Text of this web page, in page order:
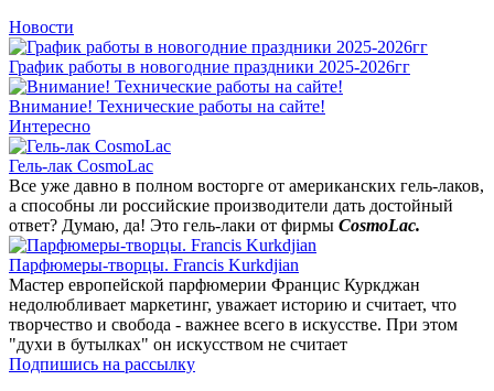
Новости
График работы в новогодние праздники 2025-2026гг
Внимание! Технические работы на сайте!
Интересно
Гель-лак CosmoLac
Все уже давно в полном восторге от американских гель-лаков,
а способны ли российские производители дать достойный
ответ? Думаю, да! Это гель-лаки от фирмы CosmoLac.
Парфюмеры-творцы. Francis Kurkdjian
Мастер европейской парфюмерии Францис Куркджан
недолюбливает маркетинг, уважает историю и считает, что
творчество и свобода - важнее всего в искусстве. При этом
"духи в бутылках" он искусством не считает
Подпишись на рассылку